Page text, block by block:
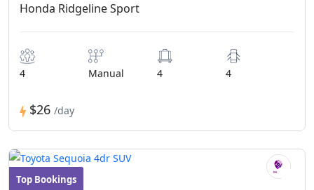
Honda Ridgeline Sport
4 Manual 4 4
$26 /day
Top Bookings
Convertibles